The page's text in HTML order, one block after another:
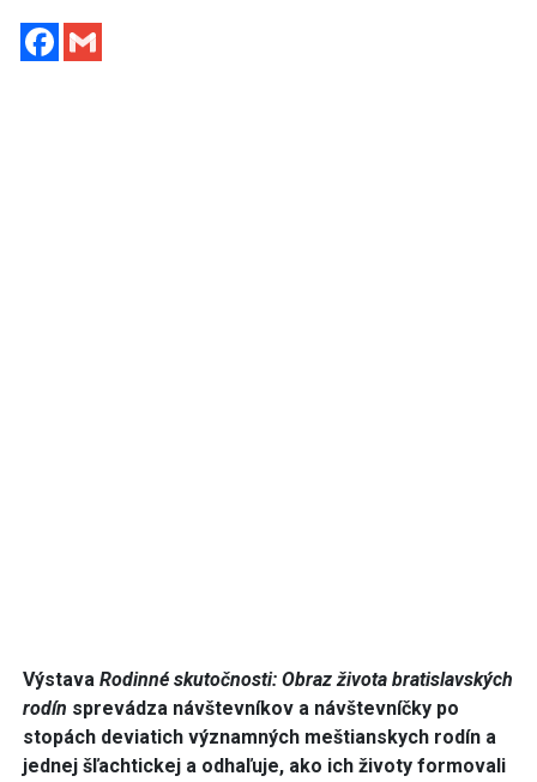
Facebook
Výstava Rodinné skutočnosti: Obraz života bratislavských
rodín sprevádza návštevníkov a návštevníčky po
stopách deviatich významných meštianskych rodín a
jednej šľachtickej a odhaľuje, ako ich životy formovali